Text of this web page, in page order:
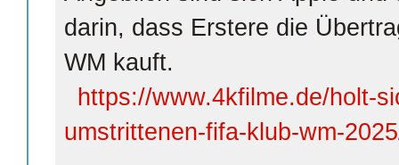
darin, dass Erstere die
WM kauft.
https://www.4kfilme.de/holt-
umstrittenen-fifa-klub-wm-